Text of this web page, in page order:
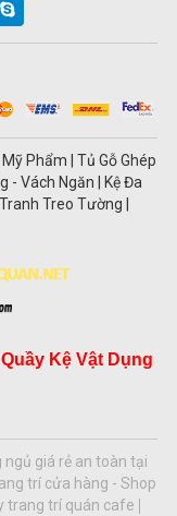
Phẩm | Tủ Gỗ Ghép
- Vách Ngăn | Kệ Đa
Treo Tường |
Kệ Vật Dụng
giá rẻ an toàn tại
trí cửa hàng - Shop
trang trí quán cafe